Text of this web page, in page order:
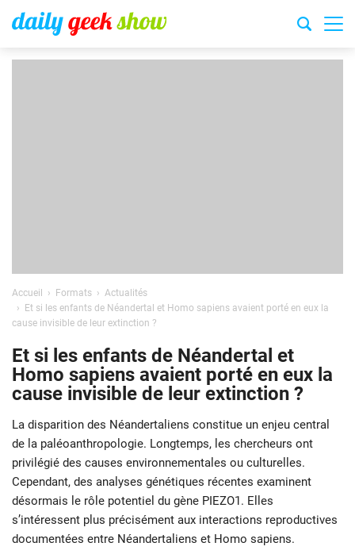
Accueil Formats
Actualités
Et si les enfants de Néandertal et Homo sapiens avaient porté en eux la
cause invisible de leur extinction ?
Et si les enfants de Néandertal et
Homo sapiens avaient porté en eux la
cause invisible de leur extinction ?
La disparition des Néandertaliens constitue un enjeu central
de la paléoanthropologie. Longtemps, les chercheurs ont
privilégié des causes environnementales ou culturelles.
Cependant, des analyses génétiques récentes examinent
désormais le rôle potentiel du gène PIEZO1. Elles
s’intéressent plus précisément aux interactions reproductives
documentées entre Néandertaliens et Homo sapiens.